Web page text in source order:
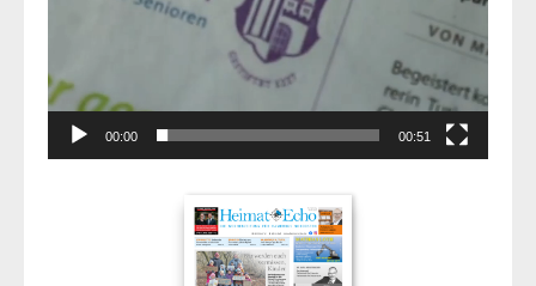
00:00 00:51